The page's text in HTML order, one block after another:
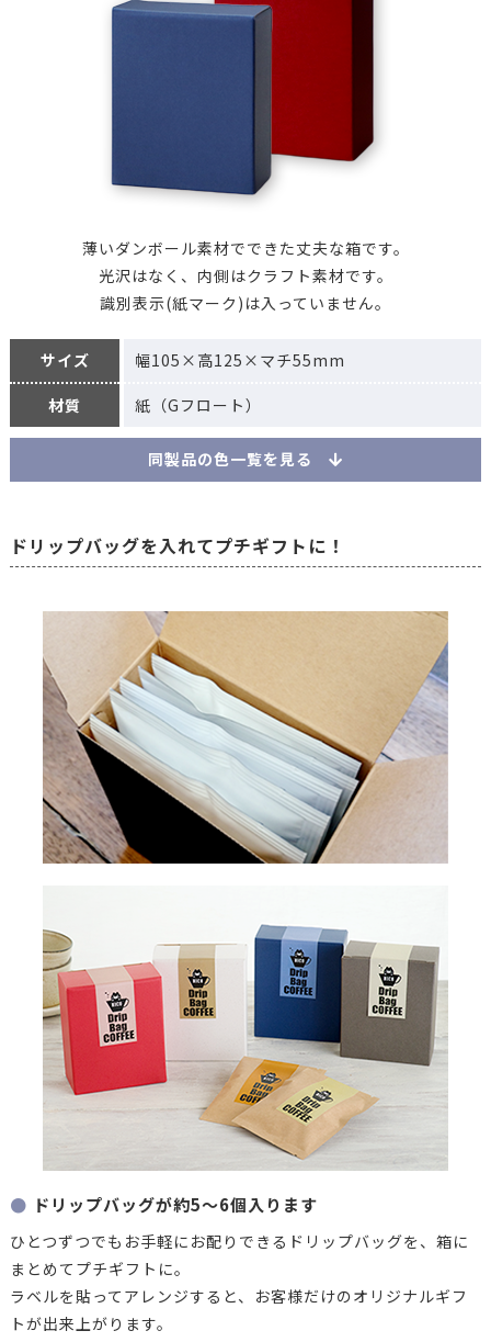
薄いダンボール素材でできた丈夫な箱です。
光沢はなく、内側はクラフト素材です。
識別表示(紙マーク)は入っていません。
サイズ 幅105×高125×マチ55mm
材質 紙（Gフロート）
同製品の色一覧を見る
ドリップバッグを入れてプチギフトに！
ドリップバッグが約5～6個入ります
ひとつずつでもお手軽にお配りできるドリップバッグを、箱に
まとめてプチギフトに。
ラベルを貼ってアレンジすると、お客様だけのオリジナルギフ
トが出来上がります。